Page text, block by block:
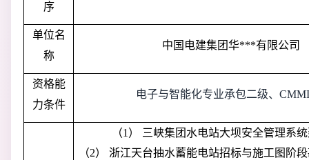
序
单位名
称
中国电建集团华***有限公司
资格能
力条件
电子与智能化专业承包二级、
（1）
三峡集团水电站大坝安全管理系
（2） 浙江天台抽水蓄能电站招标与施工图阶